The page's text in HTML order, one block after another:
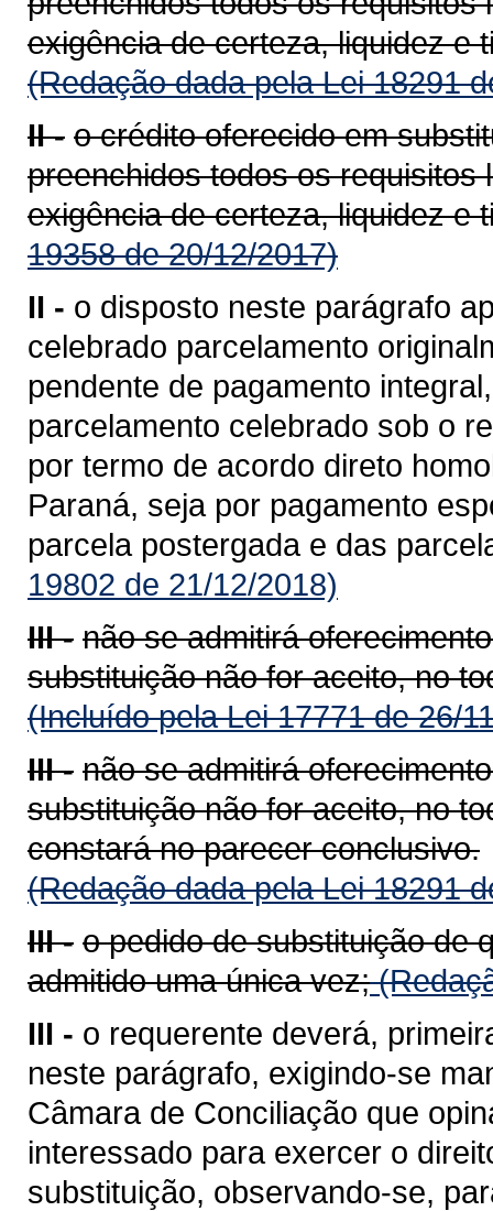
exigência de certeza, liquidez e
(Redação dada pela Lei 18291
II - o crédito oferecido em
preenchidos todos os requisitos
exigência de certeza, liquidez e
19358 de 20/12/2017)
II - o disposto neste parágrafo
celebrado parcelamento
pendente de pagamento
parcelamento celebrado sob o
por termo de acordo direto
Paraná, seja por pagamento
parcela postergada e das
19802 de 21/12/2018)
III - não se admitirá
substituição não for aceito, no
(Incluído pela Lei 17771 de 26/
III - não se admitirá
substituição não for aceito, no
constará no parecer conclusivo.
(Redação dada pela Lei 18291
III - o pedido de substituição de
admitido uma única vez;
III - o requerente deverá,
neste parágrafo, exigindo-se
Câmara de Conciliação que
interessado para exercer o
substituição, observando-se,